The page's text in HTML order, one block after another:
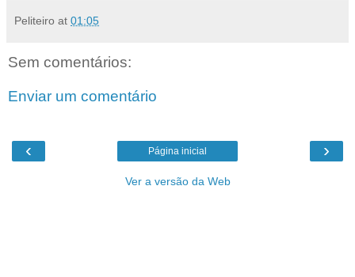
Peliteiro at 01:05
Sem comentários:
Enviar um comentário
‹ ›
Página inicial
Ver a versão da Web